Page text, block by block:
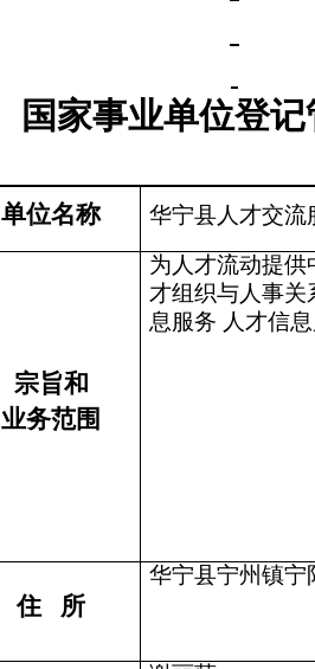
国家事业单位登
单位名称 华宁县人才交流
宗旨和
业务范围
为人才流动提
才组织与人事关
息服务 人才信
住 所
华宁县宁州镇宁